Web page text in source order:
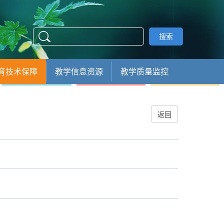
搜索
技术保障 教学信息资源 教学质量监控
返回